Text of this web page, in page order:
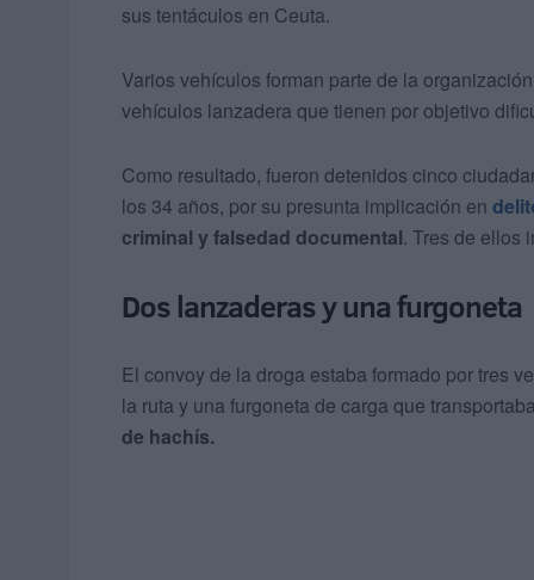
sus tentáculos en Ceuta.
Varios vehículos forman parte de la
vehículos lanzadera que tienen por objetivo
Como resultado, fueron detenidos cinco
los 34 años, por su presunta implicación en
criminal y falsedad documental. Tres de ellos
Dos lanzaderas y una furgoneta
El convoy de la droga estaba formado por tres
la ruta y una furgoneta de carga que
de hachís.